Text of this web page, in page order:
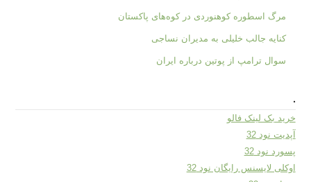
مرگ اسطوره کوهنوردی در کوه‌های پاکستان
کنایه جالب خلیلی به مدیران نساجی
سوال ترامپ از پوتین درباره ایران
.
خرید بک لینک فالو
آپدیت نود 32
پسورد نود 32
اوکلی لایسنس رایگان نود 32